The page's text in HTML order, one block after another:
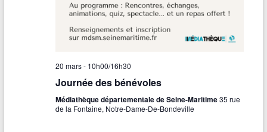
20 mars - 10h00/16h30
Journée des bénévoles
Médiathèque départementale de Seine-Maritime35 rue
de la Fontaine, Notre-Dame-De-Bondeville